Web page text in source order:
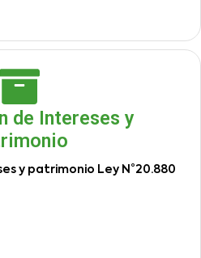
de Intereses y
y patrimonio Ley N°20.880